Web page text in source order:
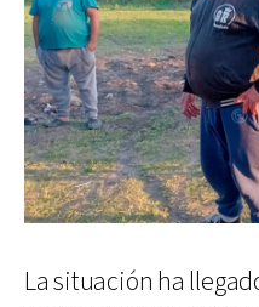
La situación ha